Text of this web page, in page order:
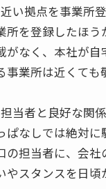
近い拠点を事業
を登録したほう
がなく、本社が自
事業所は近くても
担当者と良好な
なしでは絶対に
の担当者に、会社
やスタンスを日頃